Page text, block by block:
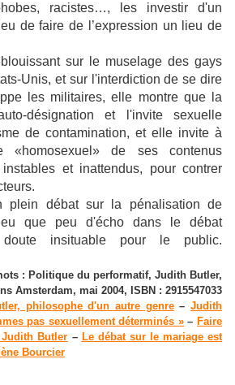
racistes…, les investir d'un
de faire de l’expression un lieu de
sur le muselage des gays
Unis, et sur l'interdiction de se dire
les militaires, elle montre que la
désignation et l'invite sexuelle
de contamination, et elle invite à
«homosexuel» de ses contenus
et inattendus, pour contrer
plein débat sur la pénalisation de
eu que peu d'écho dans le débat
doute insituable pour le public.
: Politique du performatif, Judith Butler,
Amsterdam, mai 2004, ISBN : 2915547033
philosophe d'un autre genre–Judith
pas sexuellement déterminés »– Faire
Butler – Le débat sur le mariage est
Bourcier